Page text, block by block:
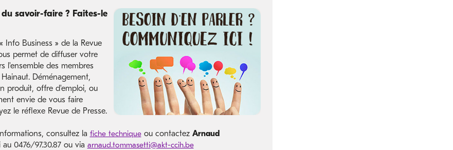
du savoir-faire ? Faites-le
Info Business » de la Revue
permet de diffuser votre
l'ensemble des membres
Déménagement,
produit, offre d'emploi, ou
envie de vous faire
le réflexe Revue de Presse.
consultez la fiche techniqueou contactez Arnaud
au 0476/97.30.87 ou via arnaud.tommasetti@akt-ccih.be